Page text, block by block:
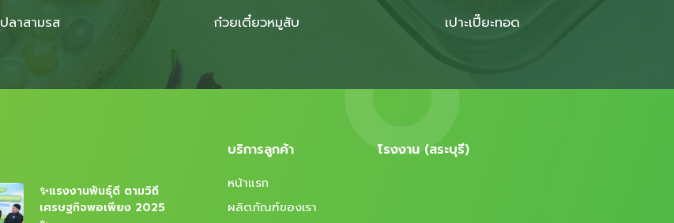
ปลาสามรส ก๋วยเตี๋ยวหมูสับ เปาะเปี๊ยะทอด
✨แรงงานพันธุ์ดี ตามวิถี
เศรษฐกิจพอเพียง 2025
บริการลูกค้า
หน้าแรก
ผลิตภัณฑ์ของเรา
โรงงาน (สระบุรี)